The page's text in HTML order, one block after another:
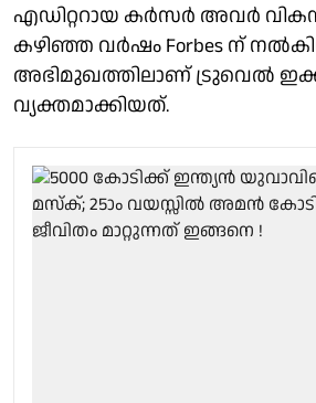
എഡിറ്ററായ കർസർ അവർ
കഴിഞ്ഞ വർഷം Forbes ന്
അഭിമുഖത്തിലാണ് ട്രുവെൽ
വ്യക്തമാക്കിയത്.